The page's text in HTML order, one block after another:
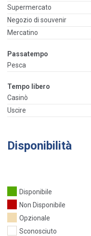
Supermercato
Negozio di souvenir
Mercatino
Passatempo
Pesca
Tempo libero
Casinò
Uscire
Disponibilità
Disponibile
Non Disponibile
Opzionale
Sconosciuto